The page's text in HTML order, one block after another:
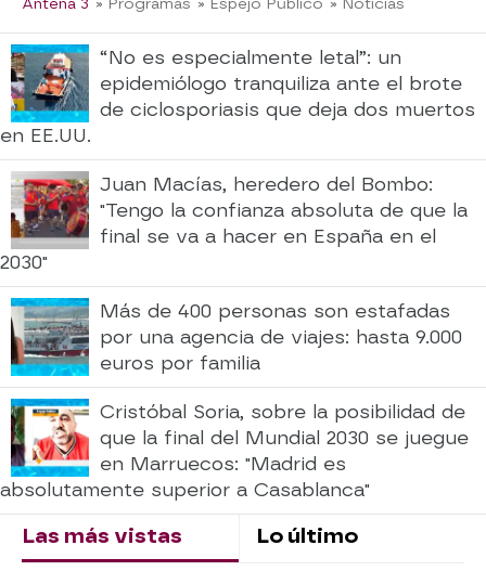
“No es especialmente letal”: un
epidemiólogo tranquiliza ante el brote
de ciclosporiasis que deja dos muertos
en EE.UU.
Juan Macías, heredero del Bombo:
"Tengo la confianza absoluta de que la
final se va a hacer en España en el
2030"
Más de 400 personas son estafadas
por una agencia de viajes: hasta 9.000
euros por familia
Cristóbal Soria, sobre la posibilidad de
que la final del Mundial 2030 se juegue
en Marruecos: "Madrid es
absolutamente superior a Casablanca"
Las más vistas Lo último